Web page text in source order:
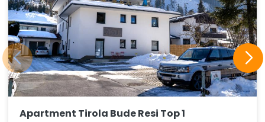
Apartment Tirola Bude Resi Top 1